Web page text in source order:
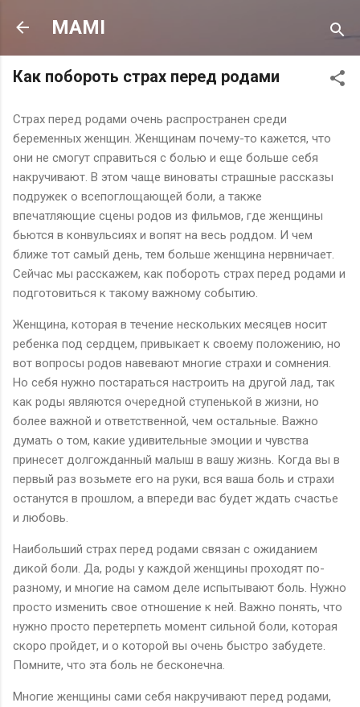
MAMI
Как побороть страх перед родами
Страх перед родами очень распространен среди
беременных женщин. Женщинам почему-то кажется, что
они не смогут справиться с болью и еще больше себя
накручивают. В этом чаще виноваты страшные рассказы
подружек о всепоглощающей боли, а также
впечатляющие сцены родов из фильмов, где женщины
бьются в конвульсиях и вопят на весь роддом. И чем
ближе тот самый день, тем больше женщина нервничает.
Сейчас мы расскажем, как побороть страх перед родами и
подготовиться к такому важному событию.
Женщина, которая в течение нескольких месяцев носит
ребенка под сердцем, привыкает к своему положению, но
вот вопросы родов навевают многие страхи и сомнения.
Но себя нужно постараться настроить на другой лад, так
как роды являются очередной ступенькой в жизни, но
более важной и ответственной, чем остальные. Важно
думать о том, какие удивительные эмоции и чувства
принесет долгожданный малыш в вашу жизнь. Когда вы в
первый раз возьмете его на руки, вся ваша боль и страхи
останутся в прошлом, а впереди вас будет ждать счастье
и любовь.
Наибольший страх перед родами связан с ожиданием
дикой боли. Да, роды у каждой женщины проходят по-
разному, и многие на самом деле испытывают боль. Нужно
просто изменить свое отношение к ней. Важно понять, что
нужно просто перетерпеть момент сильной боли, которая
скоро пройдет, и о которой вы очень быстро забудете.
Помните, что эта боль не бесконечна.
Многие женщины сами себя накручивают перед родами,